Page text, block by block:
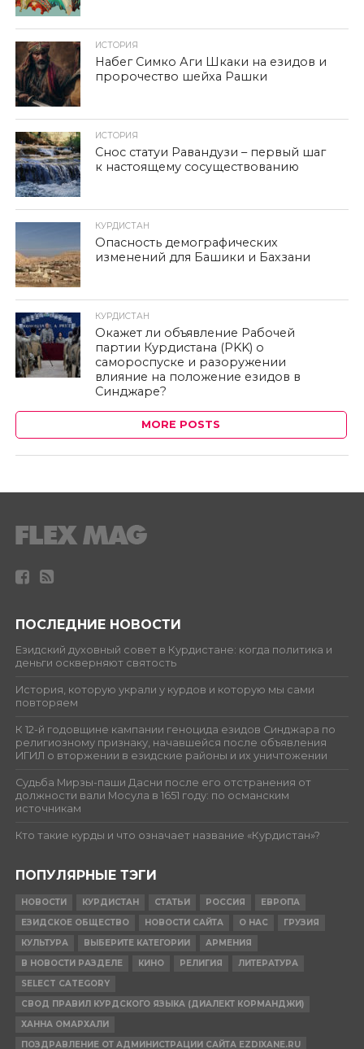
ИСТОРИЯ
Набег Симко Аги Шкаки на езидов и
пророчество шейха Рашки
ИСТОРИЯ
Снос статуи Равандузи – первый шаг
к настоящему сосуществованию
КУРДИСТАН
Опасность демографических
изменений для Башики и Бахзани
КУРДИСТАН
Окажет ли объявление Рабочей
партии Курдистана (PKK) о
самороспуске и разоружении
влияние на положение езидов в
Синджаре?
MORE POSTS
ПОСЛЕДНИЕ НОВОСТИ
Езидский духовный совет в Курдистане: когда политика и
деньги оскверняют святость
История, которую украли у курдов и которую мы сами
повторяем
К 12-й годовщине кампании геноцида езидов Синджара по
религиозному признаку, начавшейся после объявления
ИГИЛ о вторжении в езидские районы и их уничтожении
Судьба Мирзы-паши Дасни после его отстранения от
должности вали Мосула в 1651 году: по османским
источникам
Кто такие курды и что означает название «Курдистан»?
ПОПУЛЯРНЫЕ ТЭГИ
НОВОСТИ КУРДИСТАН СТАТЬИ РОССИЯ
ЕВРОПА
ЕЗИДСКОЕ ОБЩЕСТВО
НОВОСТИ САЙТА О НАС
ГРУЗИЯ
КУЛЬТУРА
ВЫБЕРИТЕ КАТЕГОРИИ
АРМЕНИЯ
В НОВОСТИ РАЗДЕЛЕ
КИНО РЕЛИГИЯ
ЛИТЕРАТУРА
SELECT CATEGORY
СВОД ПРАВИЛ КУРДСКОГО ЯЗЫКА (ДИАЛЕКТ КОРМАНДЖИ)
ХАННА ОМАРХАЛИ
ПОЗДРАВЛЕНИЕ ОТ АДМИНИСТРАЦИИ САЙТА EZDIXANE.RU